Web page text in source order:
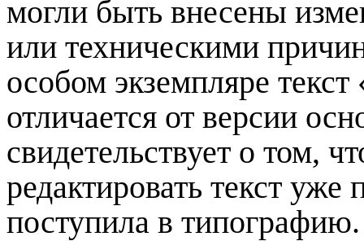
могли быть внесены
или техническими
особом экземпляре
отличается от версии
свидетельствует о том,
редактировать текст уже
поступила в типографию.